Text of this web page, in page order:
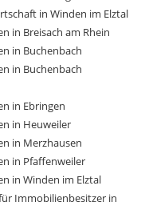
in Winden im Elztal
in Breisach am Rhein
in Buchenbach
in Buchenbach
in Ebringen
in Heuweiler
in Merzhausen
in Pfaffenweiler
in Winden im Elztal
Immobilienbesitzer in